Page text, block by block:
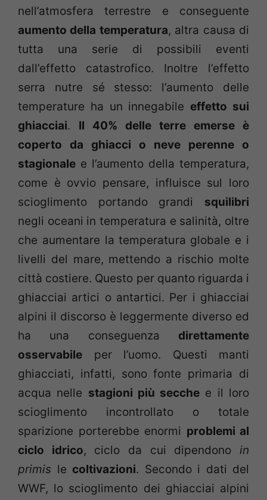
nell’atmosfera terrestre e conseguente
aumento della temperatura, altra causa di
tutta una serie di possibili eventi
dall’effetto catastrofico. Inoltre l’effetto
serra nutre sé stesso: l’aumento delle
temperature ha un innegabile effetto sui
ghiacciai. Il 40% delle terre emerse è
coperto da ghiacci o neve perenne o
stagionale e l’aumento della temperatura,
come è ovvio pensare, influisce sul loro
scioglimento portando grandi squilibri
negli oceani in temperatura e salinità, oltre
che aumentare la temperatura globale e i
livelli del mare, mettendo a rischio molte
città costiere. Questo per quanto riguarda i
ghiacciai artici o antartici. Per i ghiacciai
alpini il discorso è leggermente diverso ed
ha una conseguenza direttamente
osservabile per l’uomo. Questi manti
ghiacciati, infatti, sono fonte primaria di
acqua nelle stagioni più secche e il loro
scioglimento incontrollato o totale
sparizione porterebbe enormi problemi al
ciclo idrico, ciclo da cui dipendonoin
primis le coltivazioni. Secondo i dati del
WWF, lo scioglimento dei ghiacciai alpini